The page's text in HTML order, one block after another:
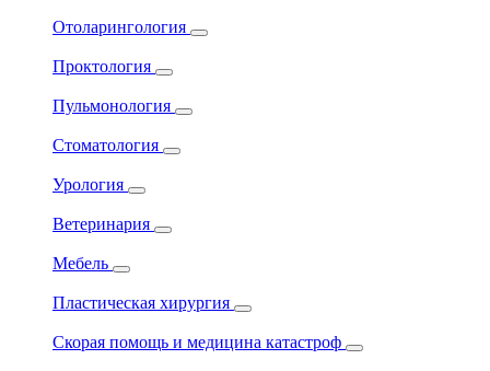
Отоларингология
Проктология
Пульмонология
Стоматология
Урология
Ветеринария
Мебель
Пластическая хирургия
Скорая помощь и медицина катастроф